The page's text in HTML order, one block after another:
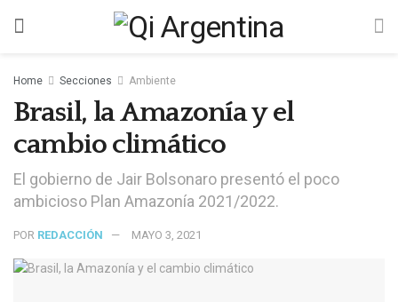
Home Secciones Ambiente
Brasil, la Amazonía y el
cambio climático
El gobierno de Jair Bolsonaro presentó el poco
ambicioso Plan Amazonía 2021/2022.
POR REDACCIÓN MAYO 3, 2021